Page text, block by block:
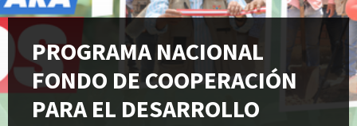
PROGRAMA NACIONAL
FONDO DE COOPERACIÓN
PARA EL DESARROLLO